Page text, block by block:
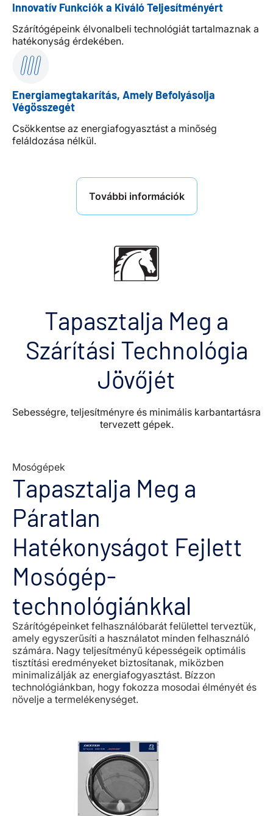
Innovatív Funkciók a Kiváló Teljesítményért
Szárítógépeink élvonalbeli technológiát tartalmaznak a
hatékonyság érdekében.
Energiamegtakarítás, Amely Befolyásolja
Végösszegét
Csökkentse az energiafogyasztást a minőség
feláldozása nélkül.
További információk
Tapasztalja Meg a
Szárítási Technológia
Jövőjét
Sebességre, teljesítményre és minimális karbantartásra
tervezett gépek.
Mosógépek
Tapasztalja Meg a
Páratlan
Hatékonyságot Fejlett
Mosógép-
technológiánkkal
Szárítógépeinket felhasználóbarát felülettel terveztük,
amely egyszerűsíti a használatot minden felhasználó
számára. Nagy teljesítményű képességeik optimális
tisztítási eredményeket biztosítanak, miközben
minimalizálják az energiafogyasztást. Bízzon
technológiánkban, hogy fokozza mosodai élményét és
növelje a termelékenységet.